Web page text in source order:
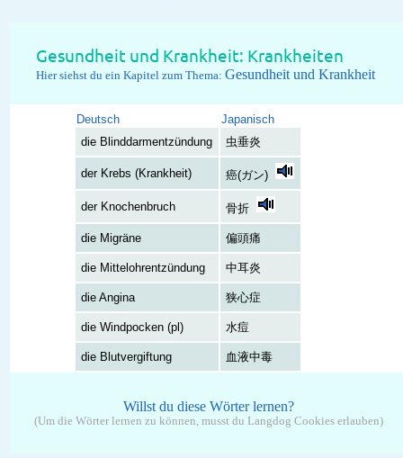
Gesundheit und Krankheit: Krankheiten
Hier siehst du ein Kapitel zum Thema: Gesundheit und Krankheit
Deutsch
Japanisch
die Blinddarmentzündung
虫垂炎
der Krebs (Krankheit) 癌(ガン)
der Knochenbruch 骨折
die Migräne 偏頭痛
die Mittelohrentzündung 中耳炎
die Angina 狭心症
die Windpocken (pl) 水痘
die Blutvergiftung 血液中毒
Willst du diese Wörter lernen?
(Um die Wörter lernen zu können, musst du Langdog Cookies erlauben)